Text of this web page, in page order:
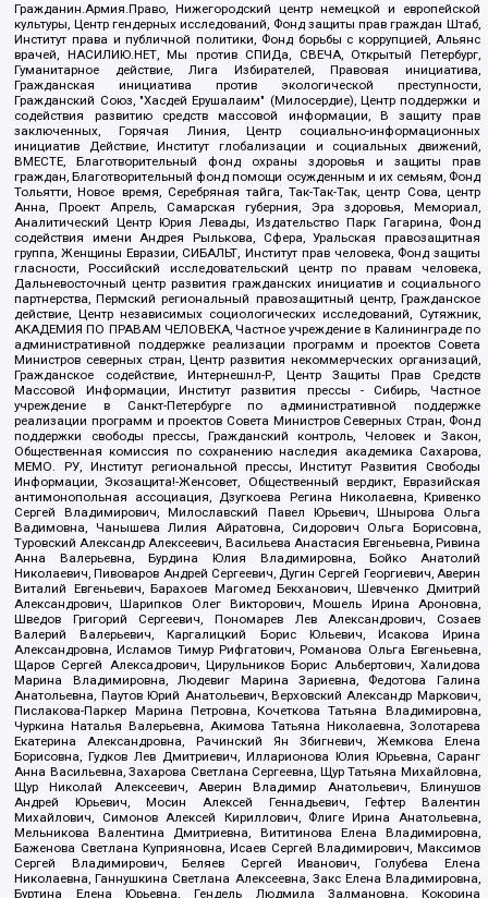
Гражданин.Армия.Право, Нижегородский центр немецкой и европейской
культуры, Центр гендерных исследований, Фонд защиты прав граждан Штаб,
Институт права и публичной политики, Фонд борьбы с коррупцией, Альянс
врачей, НАСИЛИЮ.НЕТ, Мы против СПИДа, СВЕЧА, Открытый Петербург,
Гуманитарное действие, Лига Избирателей, Правовая инициатива,
Гражданская инициатива против экологической преступности,
Гражданский Союз, "Хасдей Ерушалаим" (Милосердие), Центр поддержки и
содействия развитию средств массовой информации, В защиту прав
заключенных, Горячая Линия, Центр социально-информационных
инициатив Действие, Институт глобализации и социальных движений,
ВМЕСТЕ, Благотворительный фонд охраны здоровья и защиты прав
граждан, Благотворительный фонд помощи осужденным и их семьям, Фонд
Тольятти, Новое время, Серебряная тайга, Так-Так-Так, центр Сова, центр
Анна, Проект Апрель, Самарская губерния, Эра здоровья, Мемориал,
Аналитический Центр Юрия Левады, Издательство Парк Гагарина, Фонд
содействия имени Андрея Рылькова, Сфера, Уральская правозащитная
группа, Женщины Евразии, СИБАЛЬТ, Институт прав человека, Фонд защиты
гласности, Российский исследовательский центр по правам человека,
Дальневосточный центр развития гражданских инициатив и социального
партнерства, Пермский региональный правозащитный центр, Гражданское
действие, Центр независимых социологических исследований, Сутяжник,
АКАДЕМИЯ ПО ПРАВАМ ЧЕЛОВЕКА, Частное учреждение в Калининграде по
административной поддержке реализации программ и проектов Совета
Министров северных стран, Центр развития некоммерческих организаций,
Гражданское содействие, Интернешнл-Р, Центр Защиты Прав Средств
Массовой Информации, Институт развития прессы - Сибирь, Частное
учреждение в Санкт-Петербурге по административной поддержке
реализации программ и проектов Совета Министров Северных Стран, Фонд
поддержки свободы прессы, Гражданский контроль, Человек и Закон,
Общественная комиссия по сохранению наследия академика Сахарова,
МЕМО. РУ, Институт региональной прессы, Институт Развития Свободы
Информации, Экозащита!-Женсовет, Общественный вердикт, Евразийская
антимонопольная ассоциация, Дзугкоева Регина Николаевна, Кривенко
Сергей Владимирович, Милославский Павел Юрьевич, Шнырова Ольга
Вадимовна, Чанышева Лилия Айратовна, Сидорович Ольга Борисовна,
Туровский Александр Алексеевич, Васильева Анастасия Евгеньевна, Ривина
Анна Валерьевна, Бурдина Юлия Владимировна, Бойко Анатолий
Николаевич, Пивоваров Андрей Сергеевич, Дугин Сергей Георгиевич, Аверин
Виталий Евгеньевич, Барахоев Магомед Бекханович, Шевченко Дмитрий
Александрович, Шарипков Олег Викторович, Мошель Ирина Ароновна,
Шведов Григорий Сергеевич, Пономарев Лев Александрович, Созаев
Валерий Валерьевич, Каргалицкий Борис Юльевич, Исакова Ирина
Александровна, Исламов Тимур Рифгатович, Романова Ольга Евгеньевна,
Щаров Сергей Алексадрович, Цирульников Борис Альбертович, Халидова
Марина Владимировна, Людевиг Марина Зариевна, Федотова Галина
Анатольевна, Паутов Юрий Анатольевич, Верховский Александр Маркович,
Пислакова-Паркер Марина Петровна, Кочеткова Татьяна Владимировна,
Чуркина Наталья Валерьевна, Акимова Татьяна Николаевна, Золотарева
Екатерина Александровна, Рачинский Ян Збигневич, Жемкова Елена
Борисовна, Гудков Лев Дмитриевич, Илларионова Юлия Юрьевна, Саранг
Анна Васильевна, Захарова Светлана Сергеевна, Щур Татьяна Михайловна,
Щур Николай Алексеевич, Аверин Владимир Анатольевич, Блинушов
Андрей Юрьевич, Мосин Алексей Геннадьевич, Гефтер Валентин
Михайлович, Симонов Алексей Кириллович, Флиге Ирина Анатольевна,
Мельникова Валентина Дмитриевна, Вититинова Елена Владимировна,
Баженова Светлана Куприяновна, Исаев Сергей Владимирович, Максимов
Сергей Владимирович, Беляев Сергей Иванович, Голубева Елена
Николаевна, Ганнушкина Светлана Алексеевна, Закс Елена Владимировна,
Буртина Елена Юрьевна, Гендель Людмила Залмановна, Кокорина